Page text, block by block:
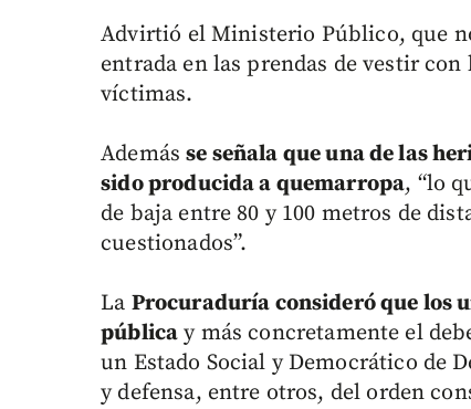
Advirtió el Ministerio Público, que
entrada en las prendas de vestir
víctimas.
Ademásse señala que una de las
sido producida a quemarropa, “lo
de baja entre 80 y 100 metros de
cuestionados”.
La Procuraduría consideró que los
pública y más concretamente el
un Estado Social y Democrático de
y defensa, entre otros, del orden